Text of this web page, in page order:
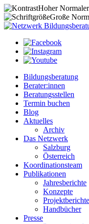
HoherNormaler
Große
Bildungsberatung
Berater:innen
Beratungsstellen
Termin buchen
Blog
Aktuelles
Archiv
Das Netzwerk
Salzburg
Österreich
Koordinationsteam
Publikationen
Jahresberichte
Konzepte
Projektberichte
Handbücher
Presse